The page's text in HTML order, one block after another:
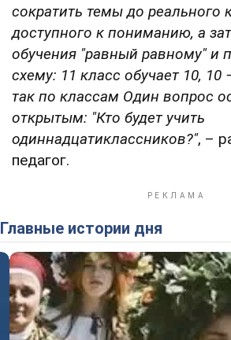
сократить темы до реального
доступного к пониманию, а
обучения "равный равному" и
схему: 11 класс обучает 10, 10
так по классам Один вопрос
открытым: "Кто будет учить
одиннадцатиклассников?", –
педагог.
Главные истории дня